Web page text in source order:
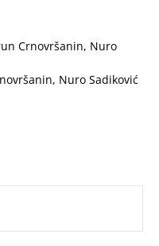
Crnovršanin, Nuro
Nuro Sadiković